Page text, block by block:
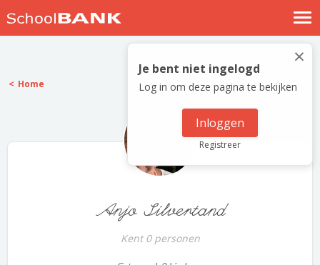
Nostalgische verhalen
Log in
Meld je gratis aan
×
Je bent niet ingelogd
Log in om deze pagina te bekijken
Inloggen
Registreer
Home
Anjo Silvertand
Kent 0 personen